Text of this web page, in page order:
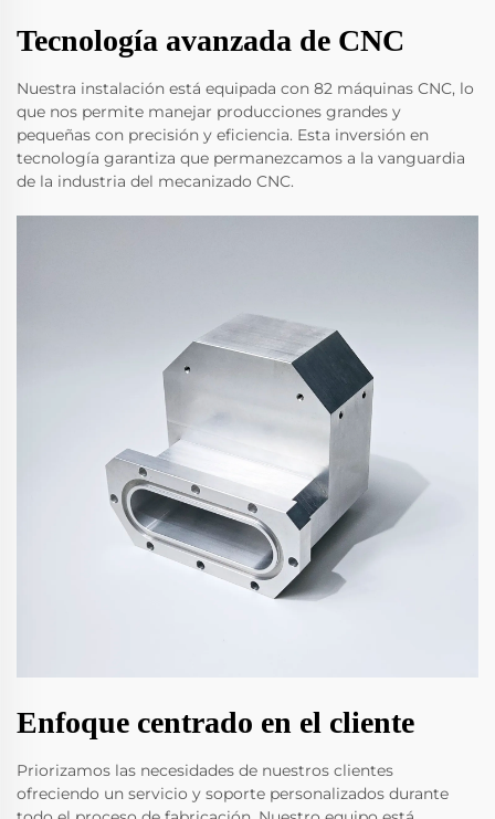
Tecnología avanzada de CNC
Nuestra instalación está equipada con 82 máquinas CNC, lo
que nos permite manejar producciones grandes y
pequeñas con precisión y eficiencia. Esta inversión en
tecnología garantiza que permanezcamos a la vanguardia
de la industria del mecanizado CNC.
Enfoque centrado en el cliente
Priorizamos las necesidades de nuestros clientes
ofreciendo un servicio y soporte personalizados durante